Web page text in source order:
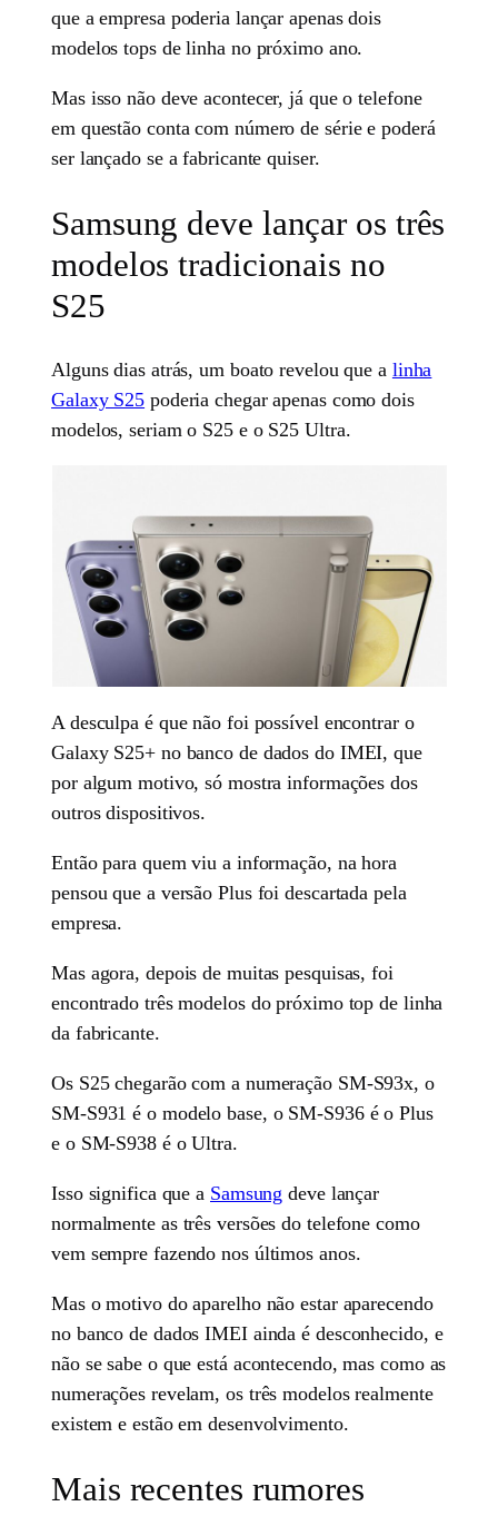
que a empresa poderia lançar apenas dois
modelos tops de linha no próximo ano.
Mas isso não deve acontecer, já que o telefone
em questão conta com número de série e poderá
ser lançado se a fabricante quiser.
Samsung deve lançar os três
modelos tradicionais no
S25
Alguns dias atrás, um boato revelou que a linha
Galaxy S25 poderia chegar apenas como dois
modelos, seriam o S25 e o S25 Ultra.
A desculpa é que não foi possível encontrar o
Galaxy S25+ no banco de dados do IMEI, que
por algum motivo, só mostra informações dos
outros dispositivos.
Então para quem viu a informação, na hora
pensou que a versão Plus foi descartada pela
empresa.
Mas agora, depois de muitas pesquisas, foi
encontrado três modelos do próximo top de linha
da fabricante.
Os S25 chegarão com a numeração SM-S93x, o
SM-S931 é o modelo base, o SM-S936 é o Plus
e o SM-S938 é o Ultra.
Isso significa que a Samsung deve lançar
normalmente as três versões do telefone como
vem sempre fazendo nos últimos anos.
Mas o motivo do aparelho não estar aparecendo
no banco de dados IMEI ainda é desconhecido, e
não se sabe o que está acontecendo, mas como as
numerações revelam, os três modelos realmente
existem e estão em desenvolvimento.
Mais recentes rumores